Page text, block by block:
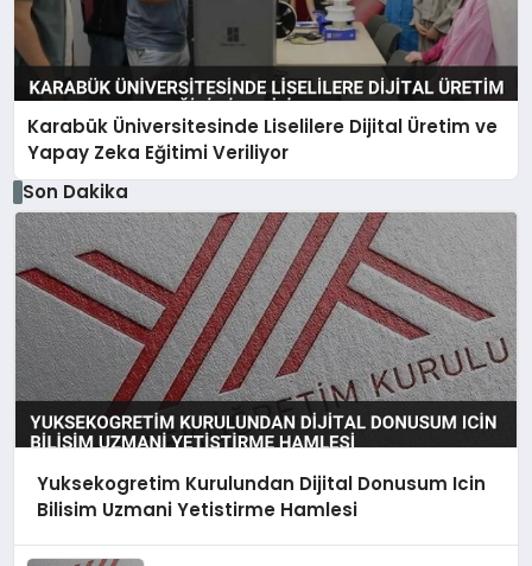
Karabük Üniversitesinde Liselilere Dijital Üretim ve
Yapay Zeka Eğitimi Veriliyor
Son Dakika
Yuksekogretim Kurulundan Dijital Donusum Icin
Bilisim Uzmani Yetistirme Hamlesi